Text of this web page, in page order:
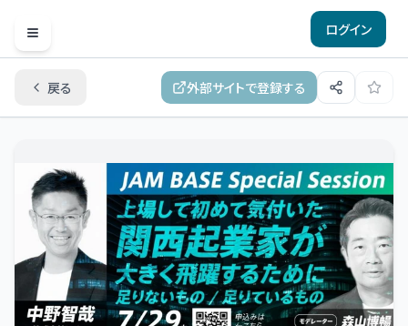
Open menu
ログイン
戻る 外部サイトで登録する